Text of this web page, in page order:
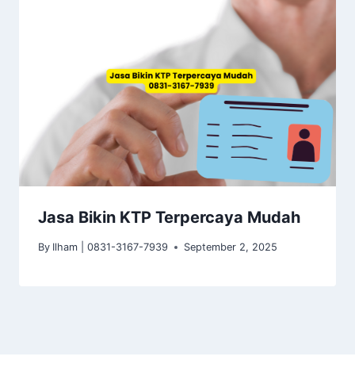
Jasa Bikin KTP Terpercaya Mudah
By Ilham | 0831-3167-7939 September 2, 2025